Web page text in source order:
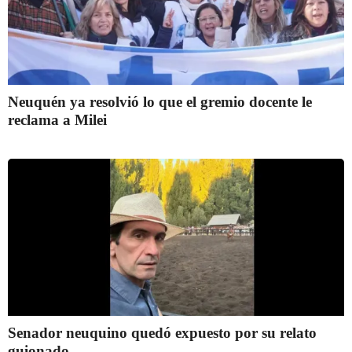
Neuquén ya resolvió lo que el gremio docente le
reclama a Milei
Senador neuquino quedó expuesto por su relato